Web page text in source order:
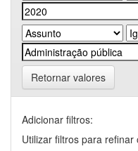
Retornar valores
Adicionar filtros:
Utilizar filtros para